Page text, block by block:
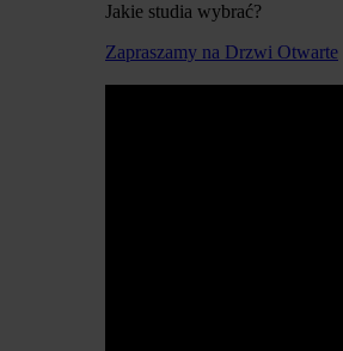
Jakie studia wybrać?
Zapraszamy na Drzwi Otwarte